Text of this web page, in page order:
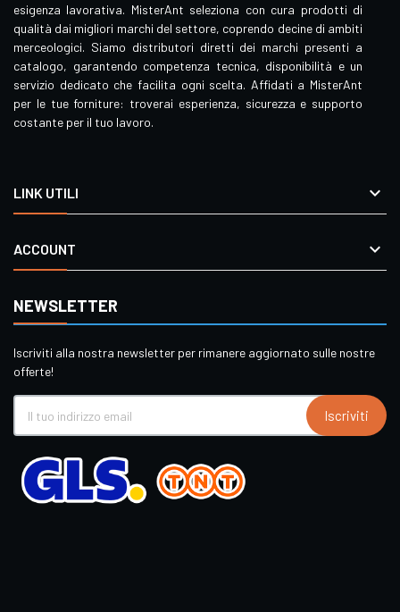
esigenza lavorativa. MisterAnt seleziona con cura prodotti di
qualità dai migliori marchi del settore, coprendo decine di ambiti
merceologici. Siamo distributori diretti dei marchi presenti a
catalogo, garantendo competenza tecnica, disponibilità e un
servizio dedicato che facilita ogni scelta. Affidati a MisterAnt
per le tue forniture: troverai esperienza, sicurezza e supporto
costante per il tuo lavoro.
LINK UTILI 
ACCOUNT 
NEWSLETTER
Iscriviti alla nostra newsletter per rimanere aggiornato sulle nostre
offerte!
Iscriviti